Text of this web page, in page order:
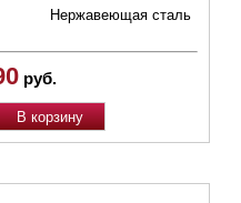
Нержавеющая сталь
руб.